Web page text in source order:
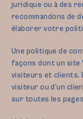
juridique ou à des
recommandons de
élaborer votre
Une politique de
façons dont un site
visiteurs et clients.
visiteur ou d'un
sur toutes les